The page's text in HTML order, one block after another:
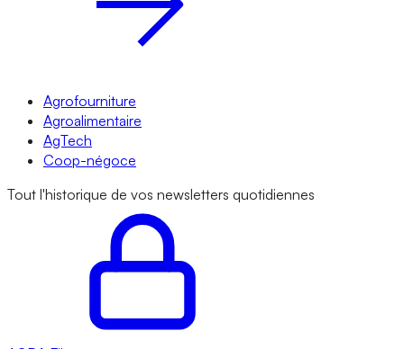
Agrofourniture
Agroalimentaire
AgTech
Coop-négoce
Tout l'historique de vos newsletters quotidiennes